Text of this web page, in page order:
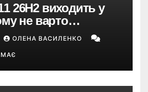
26H2 виходить у
не варто
це оновлення
ОЛЕНА ВАСИЛЕНКО